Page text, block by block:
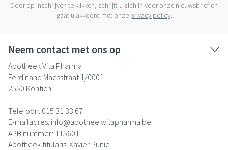
Door op inschrijven te klikken, schrijft u zich in voor onze nieuwsbrief en
gaat u akkoord met onze privacy policy.
Neem contact met ons op
Apotheek Vita Pharma
Ferdinand Maesstraat 1/0001
2550 Kontich
Telefoon: 015 31 33 67
E-mailadres: info@apotheekvitapharma.be
APB nummer: 115601
Apotheek titularis: Xavier Punie